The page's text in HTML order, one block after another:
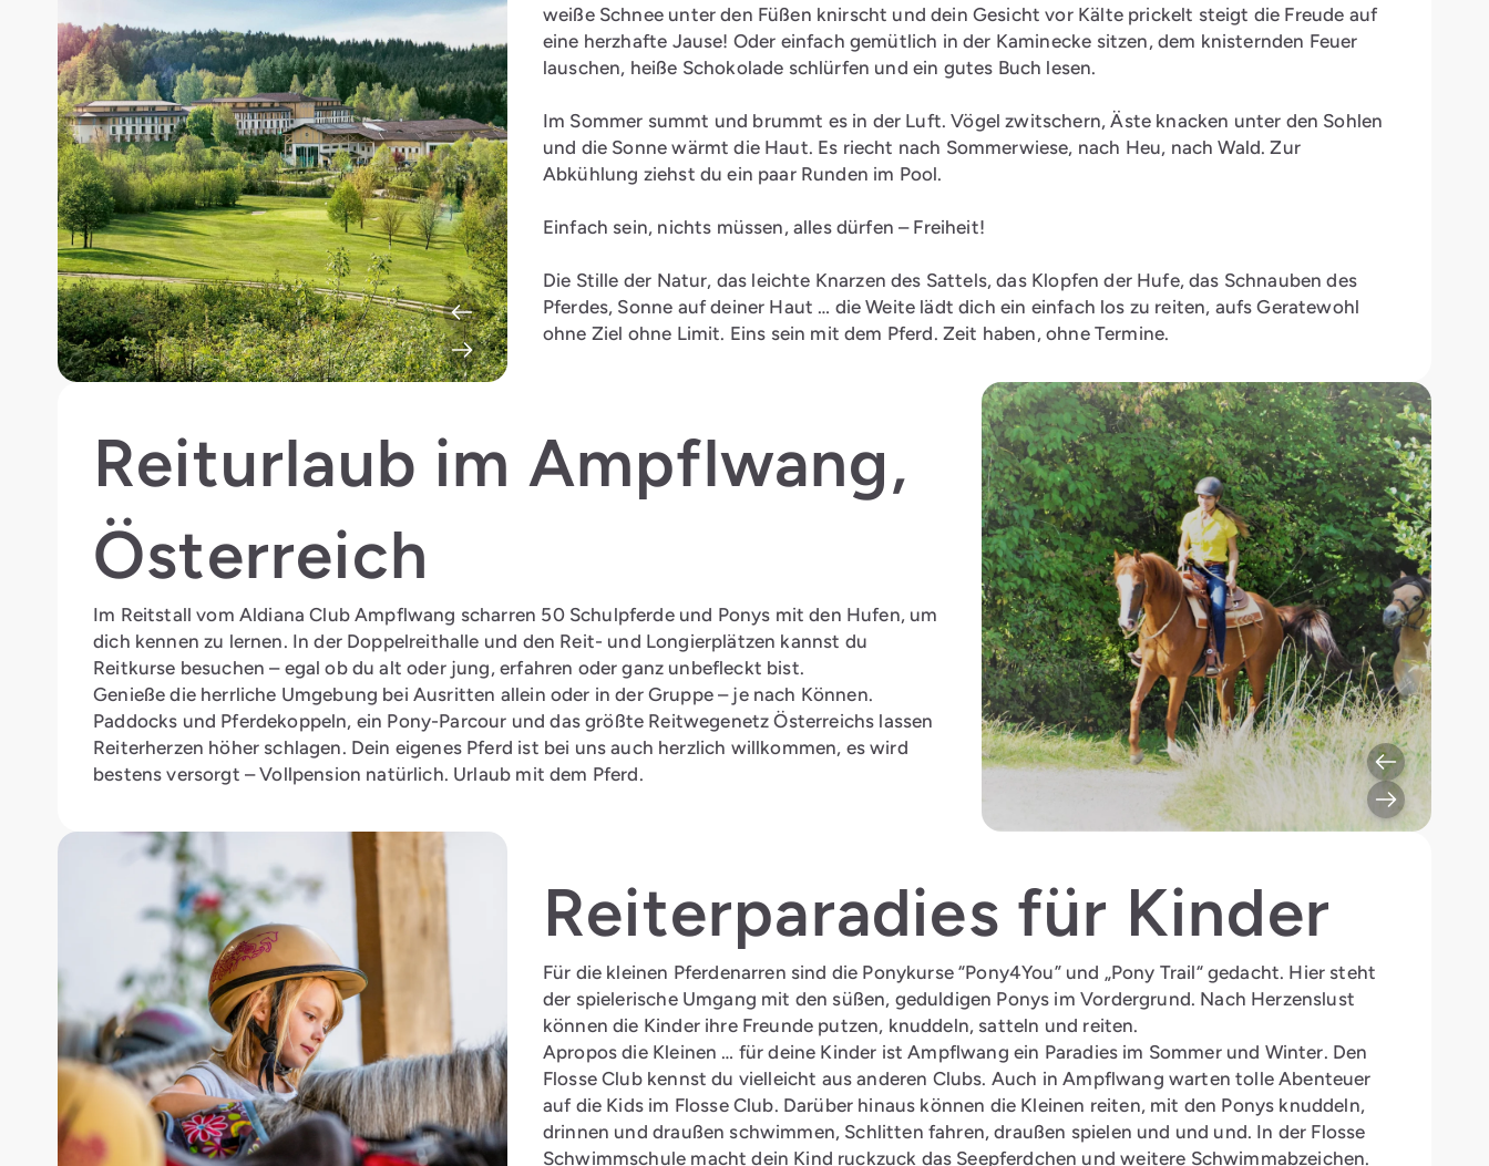
weiße Schnee unter den Füßen knirscht und dein Gesicht vor Kälte prickelt steigt die Freude auf
eine herzhafte Jause! Oder einfach gemütlich in der Kaminecke sitzen, dem knisternden Feuer
lauschen, heiße Schokolade schlürfen und ein gutes Buch lesen.
Im Sommer summt und brummt es in der Luft. Vögel zwitschern, Äste knacken unter den Sohlen
und die Sonne wärmt die Haut. Es riecht nach Sommerwiese, nach Heu, nach Wald. Zur
Abkühlung ziehst du ein paar Runden im Pool.
Einfach sein, nichts müssen, alles dürfen – Freiheit!
Die Stille der Natur, das leichte Knarzen des Sattels, das Klopfen der Hufe, das Schnauben des
Pferdes, Sonne auf deiner Haut … die Weite lädt dich ein einfach los zu reiten, aufs Geratewohl
ohne Ziel ohne Limit. Eins sein mit dem Pferd. Zeit haben, ohne Termine.
Reiturlaub im Ampflwang,
Österreich
Im Reitstall vom Aldiana Club Ampflwang scharren 50 Schulpferde und Ponys mit den Hufen, um
dich kennen zu lernen. In der Doppelreithalle und den Reit- und Longierplätzen kannst du
Reitkurse besuchen – egal ob du alt oder jung, erfahren oder ganz unbefleckt bist.
Genieße die herrliche Umgebung bei Ausritten allein oder in der Gruppe – je nach Können.
Paddocks und Pferdekoppeln, ein Pony-Parcour und das größte Reitwegenetz Österreichs lassen
Reiterherzen höher schlagen. Dein eigenes Pferd ist bei uns auch herzlich willkommen, es wird
bestens versorgt – Vollpension natürlich. Urlaub mit dem Pferd.
Reiterparadies für Kinder
Für die kleinen Pferdenarren sind die Ponykurse “Pony4You” und „Pony Trail“ gedacht. Hier steht
der spielerische Umgang mit den süßen, geduldigen Ponys im Vordergrund. Nach Herzenslust
können die Kinder ihre Freunde putzen, knuddeln, satteln und reiten.
Apropos die Kleinen … für deine Kinder ist Ampflwang ein Paradies im Sommer und Winter. Den
Flosse Club kennst du vielleicht aus anderen Clubs. Auch in Ampflwang warten tolle Abenteuer
auf die Kids im Flosse Club. Darüber hinaus können die Kleinen reiten, mit den Ponys knuddeln,
drinnen und draußen schwimmen, Schlitten fahren, draußen spielen und und und. In der Flosse
Schwimmschule macht dein Kind ruckzuck das Seepferdchen und weitere Schwimmabzeichen.